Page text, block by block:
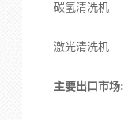
碳氢清洗机
激光清洗机
主要出口市场: